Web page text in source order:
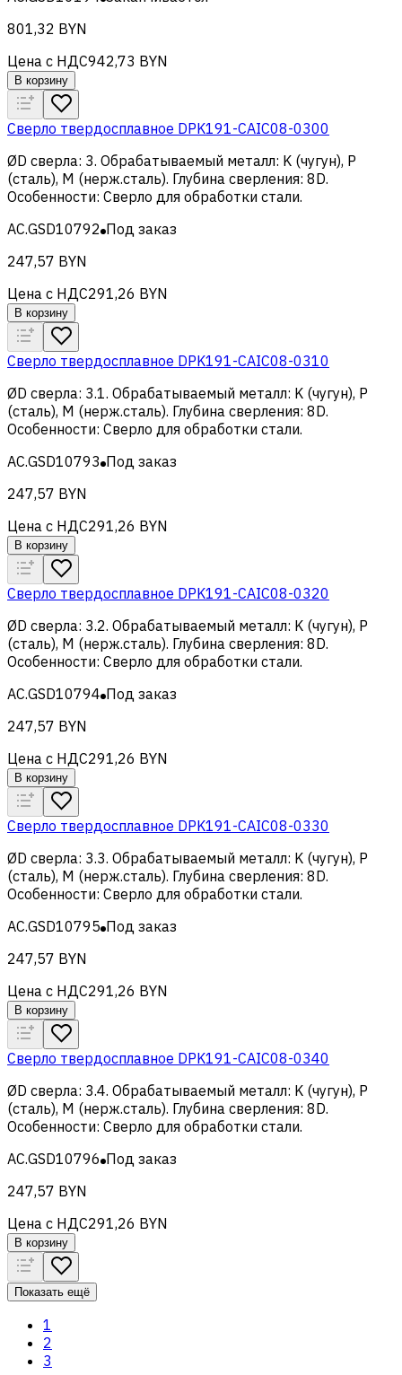
801,32 BYN
Цена с НДС942,73 BYN
В корзину
Сверло твердосплавное DPK191-CAIC08-0300
ØD сверла: 3. Обрабатываемый металл: K (чугун), Р
(сталь), M (нерж.сталь). Глубина сверления: 8D.
Особенности: Сверло для обработки стали.
AC.GSD10792 Под заказ
247,57 BYN
Цена с НДС291,26 BYN
В корзину
Сверло твердосплавное DPK191-CAIC08-0310
ØD сверла: 3.1. Обрабатываемый металл: K (чугун), Р
(сталь), M (нерж.сталь). Глубина сверления: 8D.
Особенности: Сверло для обработки стали.
AC.GSD10793 Под заказ
247,57 BYN
Цена с НДС291,26 BYN
В корзину
Сверло твердосплавное DPK191-CAIC08-0320
ØD сверла: 3.2. Обрабатываемый металл: K (чугун), Р
(сталь), M (нерж.сталь). Глубина сверления: 8D.
Особенности: Сверло для обработки стали.
AC.GSD10794 Под заказ
247,57 BYN
Цена с НДС291,26 BYN
В корзину
Сверло твердосплавное DPK191-CAIC08-0330
ØD сверла: 3.3. Обрабатываемый металл: K (чугун), Р
(сталь), M (нерж.сталь). Глубина сверления: 8D.
Особенности: Сверло для обработки стали.
AC.GSD10795 Под заказ
247,57 BYN
Цена с НДС291,26 BYN
В корзину
Сверло твердосплавное DPK191-CAIC08-0340
ØD сверла: 3.4. Обрабатываемый металл: K (чугун), Р
(сталь), M (нерж.сталь). Глубина сверления: 8D.
Особенности: Сверло для обработки стали.
AC.GSD10796 Под заказ
247,57 BYN
Цена с НДС291,26 BYN
В корзину
Показать ещё
1
2
3